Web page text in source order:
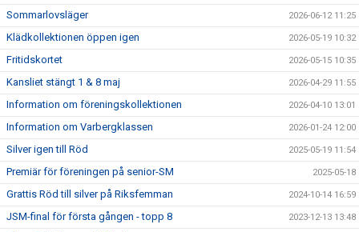
Sommarlovsläger 2026-06-12 11:25
Klädkollektionen öppen igen 2026-05-19 10:32
Fritidskortet 2026-05-15 10:35
Kansliet stängt 1 & 8 maj 2026-04-29 11:55
Information om föreningskollektionen 2026-04-10 13:01
Information om Varbergklassen 2026-01-24 12:00
Silver igen till Röd 2025-05-19 11:54
Premiär för föreningen på senior-SM 2025-05-18
Grattis Röd till silver på Riksfemman 2024-10-14 16:59
JSM-final för första gången - topp 8 2023-12-13 13:48